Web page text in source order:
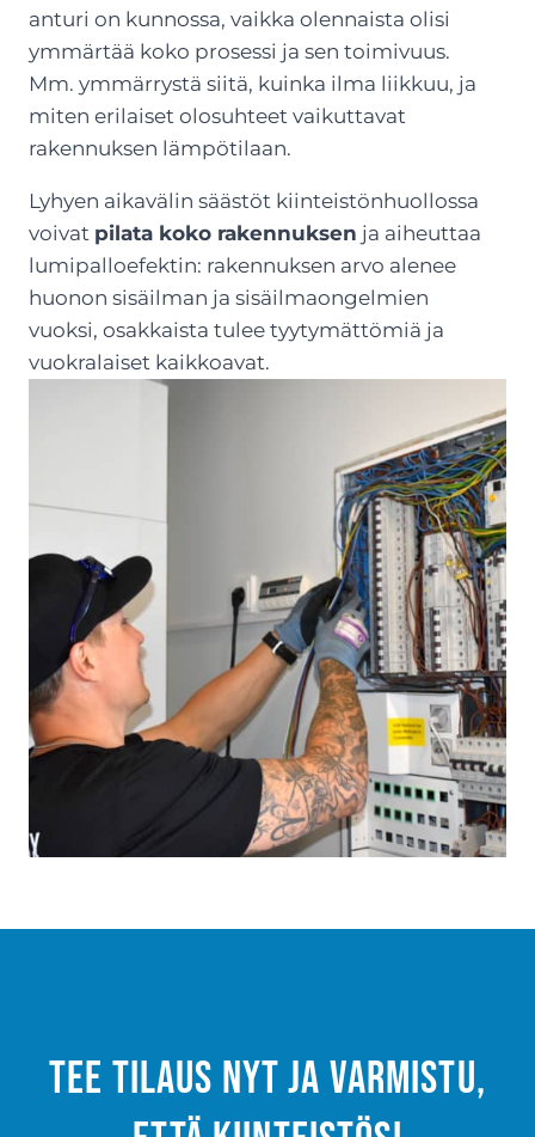
anturi on kunnossa, vaikka olennaista olisi
ymmärtää koko prosessi ja sen toimivuus.
Mm. ymmärrystä siitä, kuinka ilma liikkuu, ja
miten erilaiset olosuhteet vaikuttavat
rakennuksen lämpötilaan.
Lyhyen aikavälin säästöt kiinteistönhuollossa
voivat pilata koko rakennuksen ja aiheuttaa
lumipalloefektin: rakennuksen arvo alenee
huonon sisäilman ja sisäilmaongelmien
vuoksi, osakkaista tulee tyytymättömiä ja
vuokralaiset kaikkoavat.
Tee tilaus nyt ja varmistu,